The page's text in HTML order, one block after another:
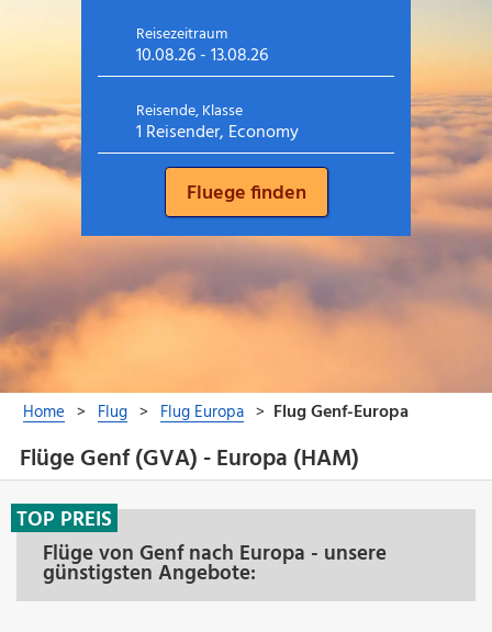
Flüge Genf (GVA) - Europa (HAM)
Flüge von Genf nach Europa - unsere
günstigsten Angebote:
TOP PREIS